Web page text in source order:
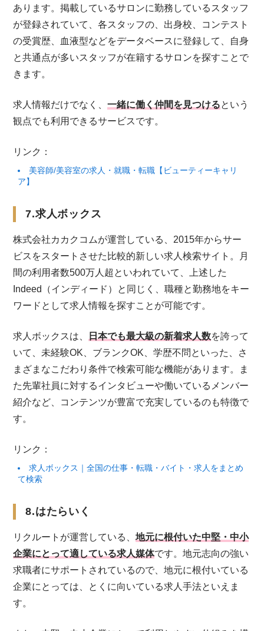
あります。掲載しているサロンに勤務しているスタッフ
が登録されていて、各スタッフの、出身校、コンテスト
の受賞歴、血液型などをデータベースに登録して、自身
と共通点が多いスタッフが在籍するサロンを探すことで
きます。
求人情報だけでなく、一緒に働く仲間を見つけるという
観点でも利用できるサービスです。
リンク：
美容師/美容室の求人・就職・転職【ビューティーキャリ
ア】
7.求人ボックス
株式会社カカクコムが運営している、2015年からサー
ビスをスタートさせた比較的新しい求人検索サイト。月
間の利用者数500万人超といわれていて、上述した
Indeed（インディード）と同じく、職種と勤務地をキー
ワードとして求人情報を探すことが可能です。
求人ボックスは、 日本でも最大級の新着求人数を誇って
いて、未経験OK、ブランクOK、学歴不問といった、さ
まざまなこだわり条件で検索可能な機能があります。ま
た先輩社員に対するインタビューや働いているメンバー
紹介など、コンテンツが豊富で充実しているのも特徴で
す。
リンク：
求人ボックス｜全国の仕事・転職・バイト・求人をまとめ
て検索
8.はたらいく
リクルートが運営している、地元に根付いた中堅・中小
企業にとって適している求人媒体です。地元志向の強い
求職者にサポートされているので、地元に根付いている
企業にとっては、とくに向いている求人手法といえま
す。